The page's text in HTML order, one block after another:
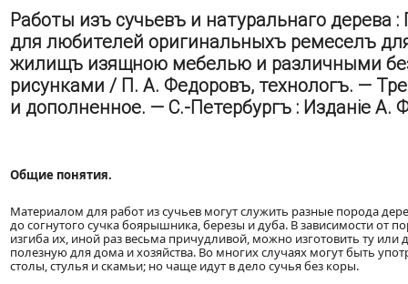
Работы изъ сучьевъ и натуральнаго дерева
для любителей оригинальныхъ ремеселъ
жилищъ изящною мебелью и различными
рисунками / П. А. Федоровъ, технологъ. —
и дополненное. — С.-Петербургъ : Изданіе А.
Общие понятия.
Материалом для работ из сучьев могут служить разные порода
до согнутого сучка боярышника, березы и дуба. В зависимости от
изгиба их, иной раз весьма причудливой, можно изготовить ту
полезную для дома и хозяйства. Во многих случаях могут быть
столы, стулья и скамьи; но чаще идут в дело сучья без коры.